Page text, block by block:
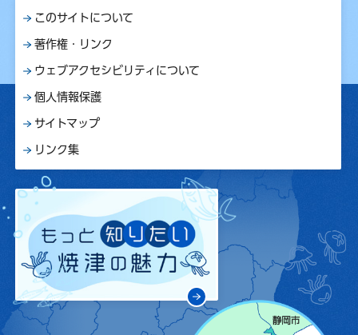
このサイトについて
著作権・リンク
ウェブアクセシビリティについて
個人情報保護
サイトマップ
リンク集